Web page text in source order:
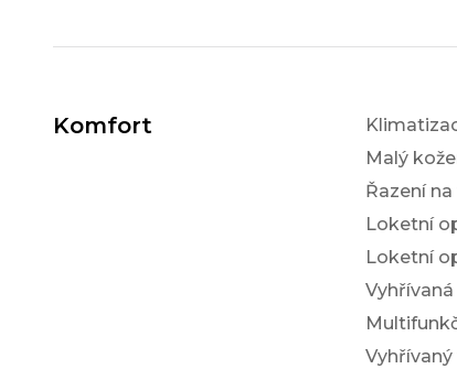
Komfort
Malý
Řazení
Loketní
Loketní